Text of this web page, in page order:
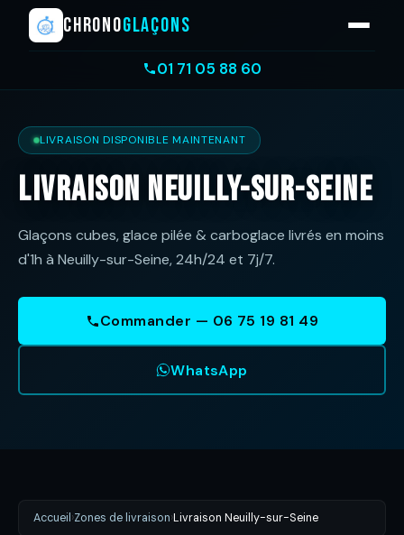
CHRONOGLAÇONS
01 71 05 88 60
LIVRAISON DISPONIBLE MAINTENANT
Livraison Neuilly-sur-Seine
Glaçons cubes, glace pilée & carboglace livrés en moins
d'1h à Neuilly-sur-Seine, 24h/24 et 7j/7.
Commander — 06 75 19 81 49
WhatsApp
Accueil ›Zones de livraison›Livraison Neuilly-sur-Seine